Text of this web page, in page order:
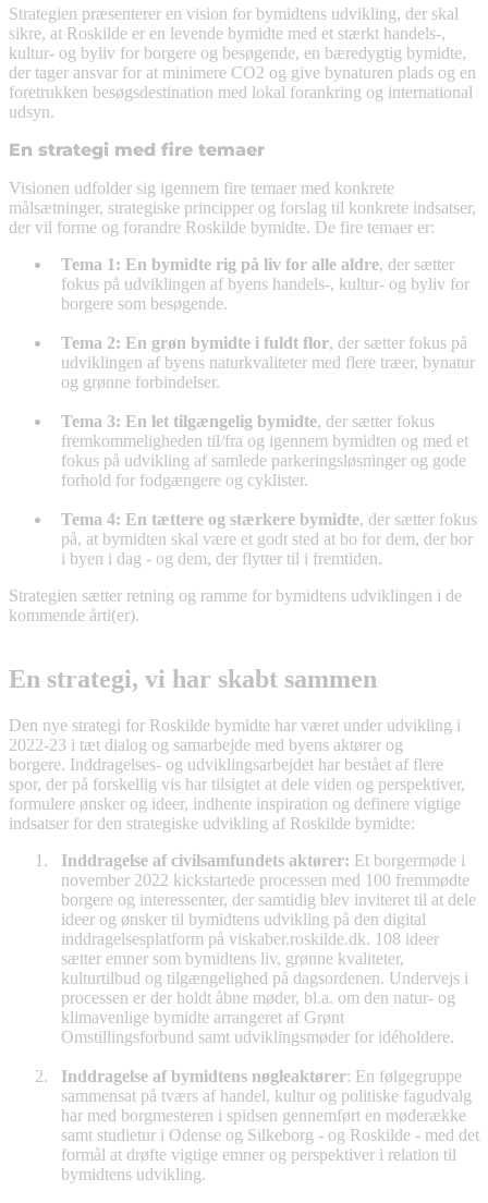
Strategien præsenterer en vision for bymidtens udvikling, der skal
sikre, at Roskilde er en levende bymidte med et stærkt handels-,
kultur- og byliv for borgere og besøgende, en bæredygtig bymidte,
der tager ansvar for at minimere CO2 og give bynaturen plads og en
foretrukken besøgsdestination med lokal forankring og international
udsyn.
En strategi med fire temaer
Visionen udfolder sig igennem fire temaer med konkrete
målsætninger, strategiske principper og forslag til konkrete indsatser,
der vil forme og forandre Roskilde bymidte. De fire temaer er:
Tema 1: En bymidte rig på liv for alle aldre, der sætter
fokus på udviklingen af byens handels-, kultur- og byliv for
borgere som besøgende.
Tema 2: En grøn bymidte i fuldt flor, der sætter fokus på
udviklingen af byens naturkvaliteter med flere træer, bynatur
og grønne forbindelser.
Tema 3: En let tilgængelig bymidte, der sætter fokus
fremkommeligheden til/fra og igennem bymidten og med et
fokus på udvikling af samlede parkeringsløsninger og gode
forhold for fodgængere og cyklister.
Tema 4: En tættere og stærkere bymidte, der sætter fokus
på, at bymidten skal være et godt sted at bo for dem, der bor
i byen i dag - og dem, der flytter til i fremtiden.
Strategien sætter retning og ramme for bymidtens udviklingen i de
kommende årti(er).
En strategi, vi har skabt sammen
Den nye strategi for Roskilde bymidte har været under udvikling i
2022-23 i tæt dialog og samarbejde med byens aktører og
borgere. Inddragelses- og udviklingsarbejdet har bestået af flere
spor, der på forskellig vis har tilsigtet at dele viden og perspektiver,
formulere ønsker og ideer, indhente inspiration og definere vigtige
indsatser for den strategiske udvikling af Roskilde bymidte:
Inddragelse af civilsamfundets aktører: Et borgermøde i
november 2022 kickstartede processen med 100 fremmødte
borgere og interessenter, der samtidig blev inviteret til at dele
ideer og ønsker til bymidtens udvikling på den digital
inddragelsesplatform på viskaber.roskilde.dk. 108 ideer
sætter emner som bymidtens liv, grønne kvaliteter,
kulturtilbud og tilgængelighed på dagsordenen. Undervejs i
processen er der holdt åbne møder, bl.a. om den natur- og
klimavenlige bymidte arrangeret af Grønt
Omstillingsforbund samt udviklingsmøder for idéholdere.
Inddragelse af bymidtens nøgleaktører: En følgegruppe
sammensat på tværs af handel, kultur og politiske fagudvalg
har med borgmesteren i spidsen gennemført en møderække
samt studietur i Odense og Silkeborg - og Roskilde - med det
formål at drøfte vigtige emner og perspektiver i relation til
bymidtens udvikling.